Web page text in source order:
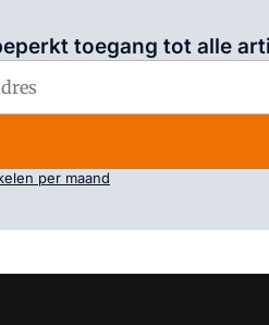
toegang tot alle
per maand